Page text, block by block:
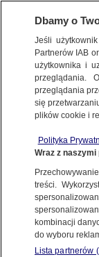
PRAGA POŁUDNIE
bezradnie"
9.05.2026, 08:54
Czyta
Dbamy o
Jeśli
Partnerów IAB
użytkownika i
przeglądania.
przeglądania
się
plików cookie i
Polityka
Wraz z
treści.
kombinacji
do wyboru
Lista partnerów